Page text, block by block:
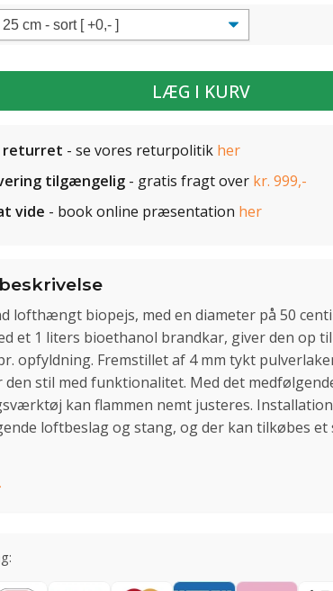
LÆG I KURV
returret - se vores returpolitik her
tilgængelig - gratis fragt over kr. 999,-
vide - book online præsentation her
lofthængt biopejs, med en diameter på 50
et 1 liters bioethanol brandkar, giver den op
opfyldning. Fremstillet af 4 mm tykt
den stil med funktionalitet. Med det
kan flammen nemt justeres.
loftbeslag og stang, og der kan tilkøbes et